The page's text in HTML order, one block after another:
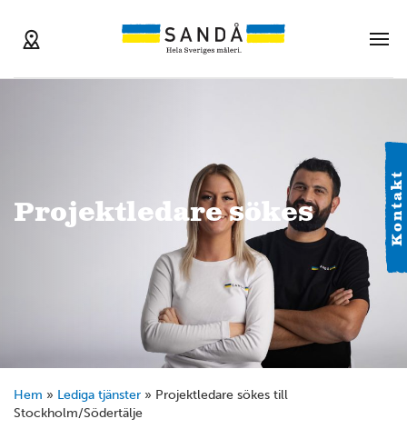
Kontakt
Projektledare sökes
Hem » Lediga tjänster » Projektledare sökes till
Stockholm/Södertälje